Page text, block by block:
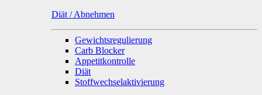
Diät / Abnehmen
Gewichtsregulierung
Carb Blocker
Appetitkontrolle
Diät
Stoffwechselaktivierung